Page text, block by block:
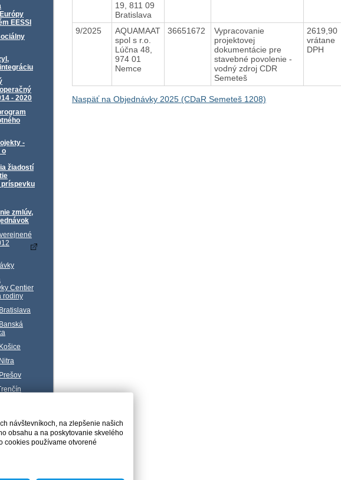
EESSI
- 2020
-
o
žiadostí
príspevku
zmlúv,
Centier
rodiny
19, 811 09
Bratislava
9/2025
AQUAMAAT
spol s r.o.
Lúčna 48,
974 01
Nemce
36651672
Vypracovanie
projektovej
dokumentácie pre
stavebné povolenie -
vodný zdroj CDR
Semeteš
2619,90
vrátane
DPH
Naspäť na Objednávky 2025 (CDaR Semeteš 1208)
návštevníkoch, na zlepšenie našich
obsahu a na poskytovanie skvelého
cookies používame otvorené